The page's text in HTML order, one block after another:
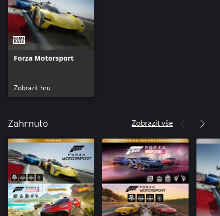
Forza Motorsport
Zobrazit hru
Zahrnuto Zobrazit vše